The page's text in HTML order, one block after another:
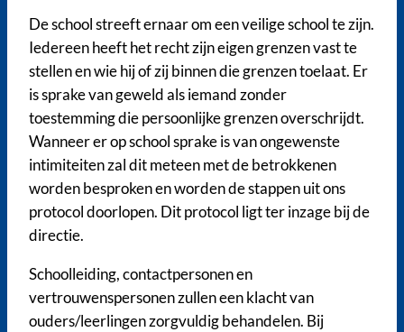
De school streeft ernaar om een veilige school te zijn.
Iedereen heeft het recht zijn eigen grenzen vast te
stellen en wie hij of zij binnen die grenzen toelaat. Er
is sprake van geweld als iemand zonder
toestemming die persoonlijke grenzen overschrijdt.
Wanneer er op school sprake is van ongewenste
intimiteiten zal dit meteen met de betrokkenen
worden besproken en worden de stappen uit ons
protocol doorlopen. Dit protocol ligt ter inzage bij de
directie.
Schoolleiding, contactpersonen en
vertrouwenspersonen zullen een klacht van
ouders/leerlingen zorgvuldig behandelen. Bij